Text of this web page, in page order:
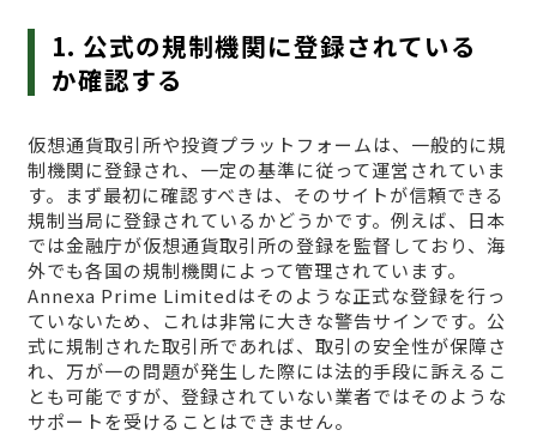
1. 公式の規制機関に登録されている
か確認する
仮想通貨取引所や投資プラットフォームは、一般的に規
制機関に登録され、一定の基準に従って運営されていま
す。まず最初に確認すべきは、そのサイトが信頼できる
規制当局に登録されているかどうかです。例えば、日本
では金融庁が仮想通貨取引所の登録を監督しており、海
外でも各国の規制機関によって管理されています。
Annexa Prime Limitedはそのような正式な登録を行っ
ていないため、これは非常に大きな警告サインです。公
式に規制された取引所であれば、取引の安全性が保障さ
れ、万が一の問題が発生した際には法的手段に訴えるこ
とも可能ですが、登録されていない業者ではそのような
サポートを受けることはできません。